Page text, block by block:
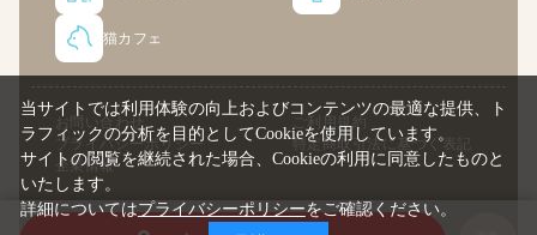
猫カフェ
お問い合わせ
ご利用規約
プライバシーポリシー
特定商取引法に基づく表記
企業情報
© COO PREMIUM ONLINE
当サイトでは利用体験の向上およびコンテンツの最適な提供、ト
ラフィックの分析を目的としてCookieを使用しています。
サイトの閲覧を継続された場合、Cookieの利用に同意したものと
いたします。
詳細についてはプライバシーポリシーをご確認ください。